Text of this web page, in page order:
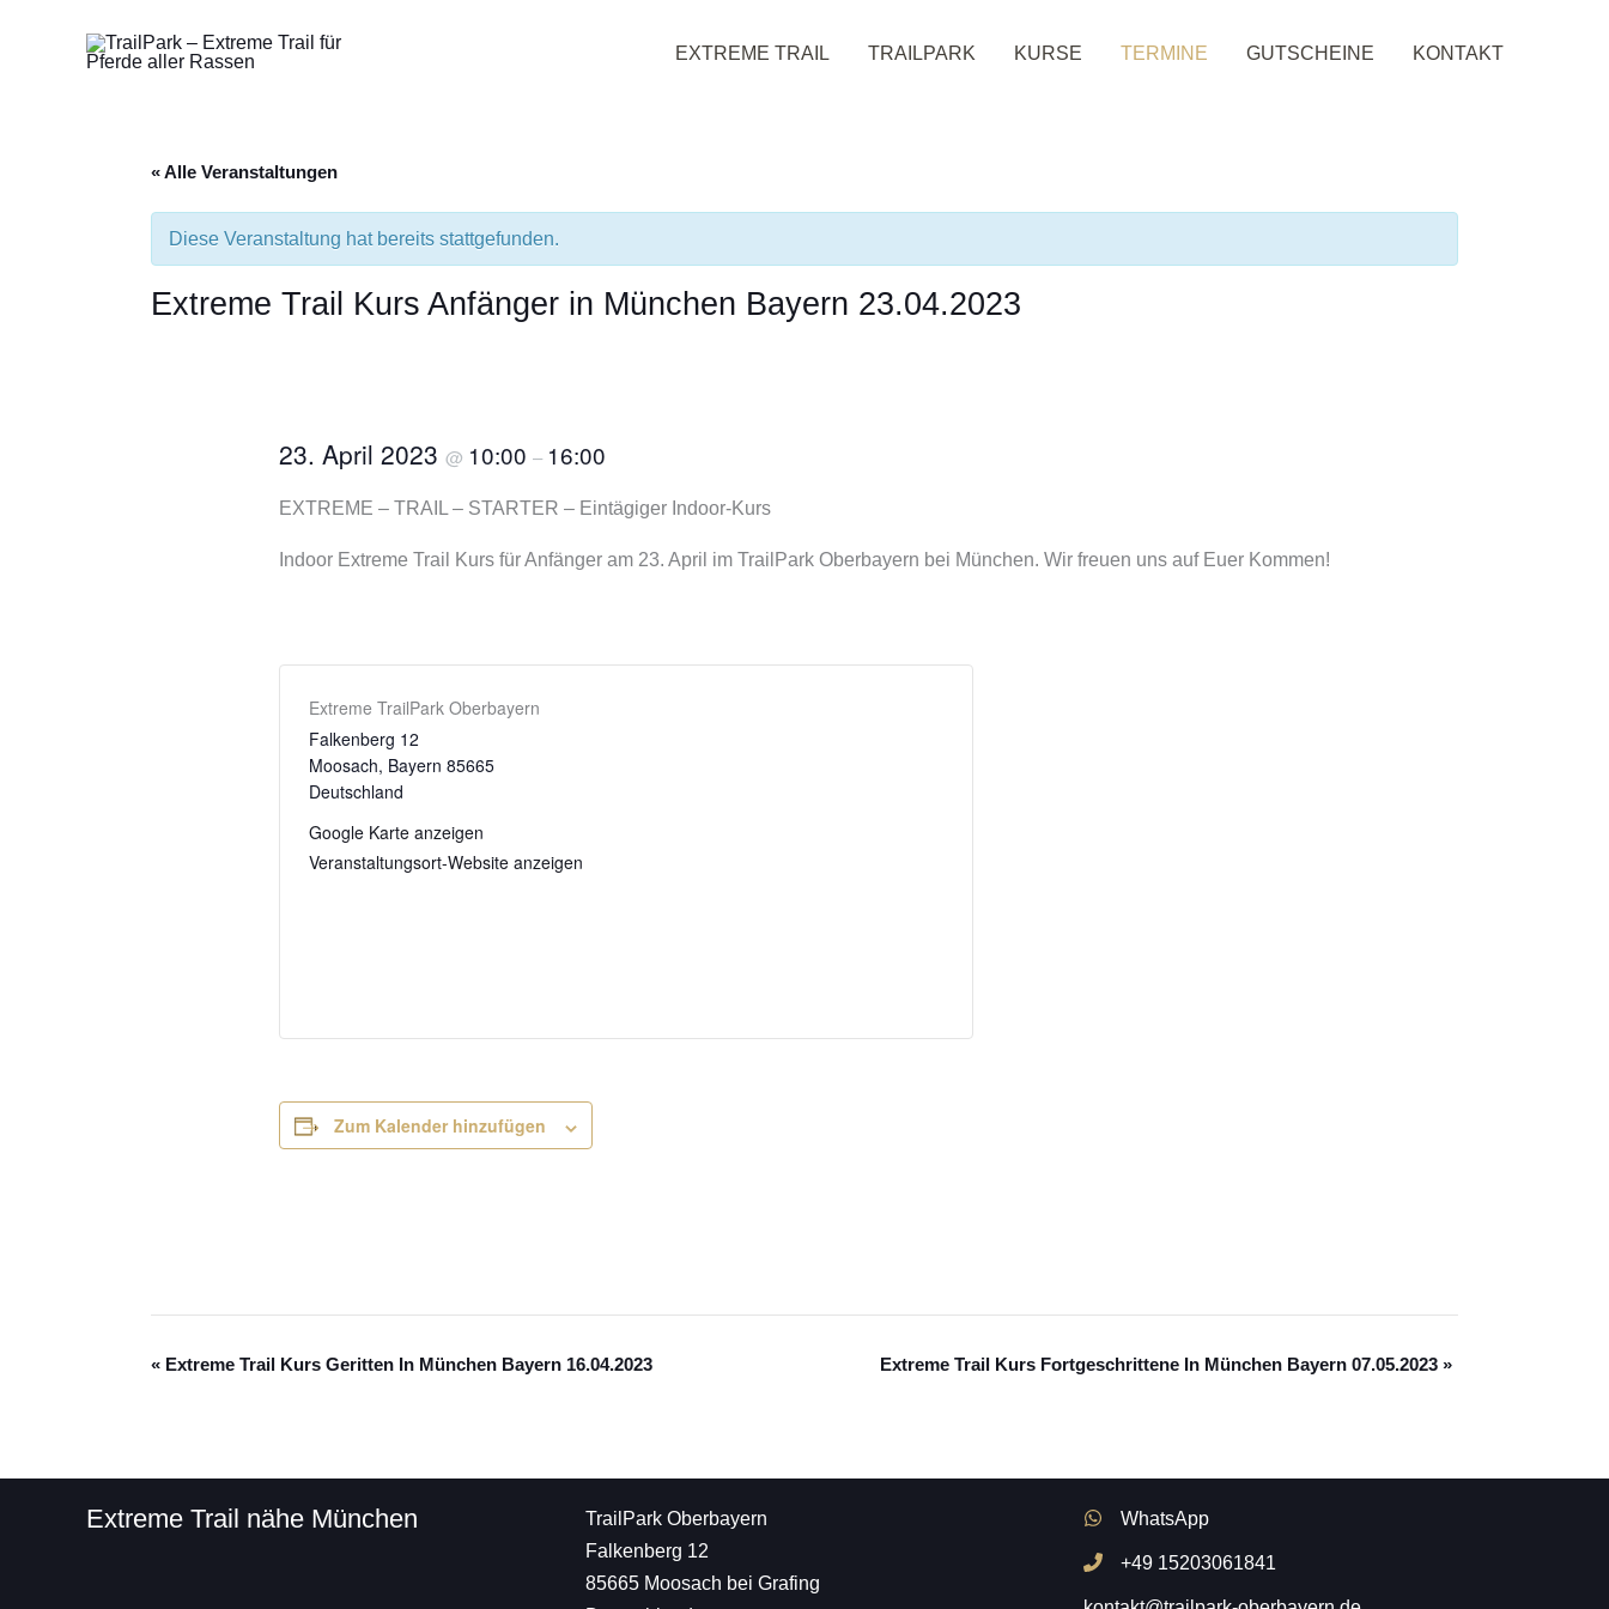
EXTREME TRAIL TRAILPARK KURSE TERMINE GUTSCHEINE KONTAKT
« Alle Veranstaltungen
Diese Veranstaltung hat bereits stattgefunden.
Extreme Trail Kurs Anfänger in München Bayern 23.04.2023
23. April 2023 @ 10:00 – 16:00
EXTREME – TRAIL – STARTER – Eintägiger Indoor-Kurs
Indoor Extreme Trail Kurs für Anfänger am 23. April im TrailPark Oberbayern bei München. Wir freuen uns auf Euer Kommen!
Extreme TrailPark Oberbayern
Falkenberg 12
Moosach, Bayern 85665
Deutschland
Google Karte anzeigen
Veranstaltungsort-Website anzeigen
Zum Kalender hinzufügen
Veranstaltung
« Extreme Trail Kurs Geritten In München Bayern 16.04.2023 Extreme Trail Kurs Fortgeschrittene In München Bayern 07.05.2023 »
Extreme Trail nähe München
TrailPark Oberbayern
Falkenberg 12
85665 Moosach bei Grafing
WhatsApp
+49 15203061841